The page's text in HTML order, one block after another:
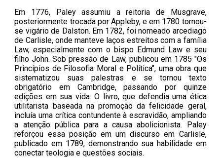
Em 1776, Paley assumiu a reitoria de Musgrave,
posteriormente trocada por Appleby, e em 1780 tornou-
se vigário de Dalston. Em 1782, foi nomeado arcediago
de Carlisle, onde manteve laços estreitos com a família
Law, especialmente com o bispo Edmund Law e seu
filho John. Sob pressão de Law, publicou em 1785 "Os
Princípios de Filosofia Moral e Política", uma obra que
sistematizou suas palestras e se tornou texto
obrigatório em Cambridge, passando por quinze
edições em sua vida. O livro, que defendia uma ética
utilitarista baseada na promoção da felicidade geral,
incluía uma crítica contundente à escravidão, ampliando
a atenção pública para a causa abolicionista. Paley
reforçou essa posição em um discurso em Carlisle,
publicado em 1789, demonstrando sua habilidade em
conectar teologia e questões sociais.